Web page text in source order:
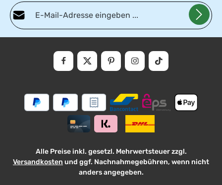
E-Mail-Adresse*
Datenschutz
Datenschutzbestimmungen
zur Kenntnis genommen und die
gelesen und bin mit ihnen einverstanden.
Alle Preise inkl. gesetzl. Mehrwertsteuer zzgl.
Versandkosten und ggf. Nachnahmegebühren, wenn nicht
anders angegeben.